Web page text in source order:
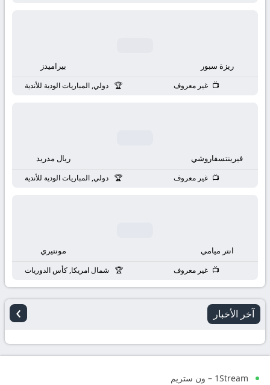
ريزة سبور بيراميدز
غير معروف دولي, المباريات الودية للأندية
فيرينتسفاروشي ريال مدريد
غير معروف دولي, المباريات الودية للأندية
انتر ميامي مونتيري
غير معروف شمال امريكا, كأس الدوريات
آخر الأخبار ›
1Stream – ون ستريم